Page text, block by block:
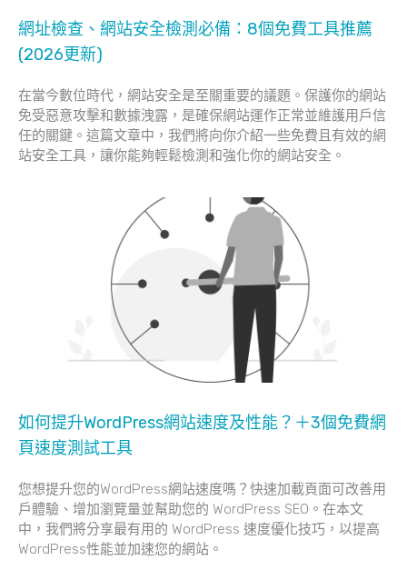
網址檢查、網站安全檢測必備：8個免費工具推薦
(2026更新)
在當今數位時代，網站安全是至關重要的議題。保護你的網站
免受惡意攻擊和數據洩露，是確保網站運作正常並維護用戶信
任的關鍵。這篇文章中，我們將向你介紹一些免費且有效的網
站安全工具，讓你能夠輕鬆檢測和強化你的網站安全。
如何提升WordPress網站速度及性能？＋3個免費網
頁速度測試工具
您想提升您的WordPress網站速度嗎？快速加載頁面可改善用
戶體驗、增加瀏覽量並幫助您的 WordPress SEO。在本文
中，我們將分享最有用的 WordPress 速度優化技巧，以提高
WordPress性能並加速您的網站。